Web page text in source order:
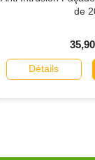
de
Détails